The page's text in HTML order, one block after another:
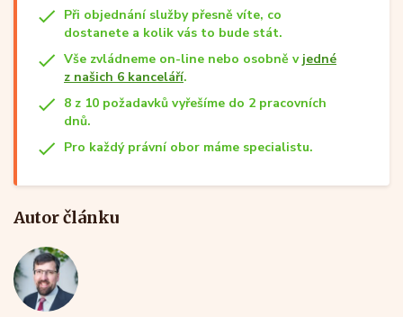
Při objednání služby přesně víte, co
dostanete a kolik vás to bude stát.
Vše zvládneme on-line nebo osobně v jedné
z našich 6 kanceláří.
8 z 10 požadavků vyřešíme do 2 pracovních
dnů.
Pro každý právní obor máme specialistu.
Autor článku